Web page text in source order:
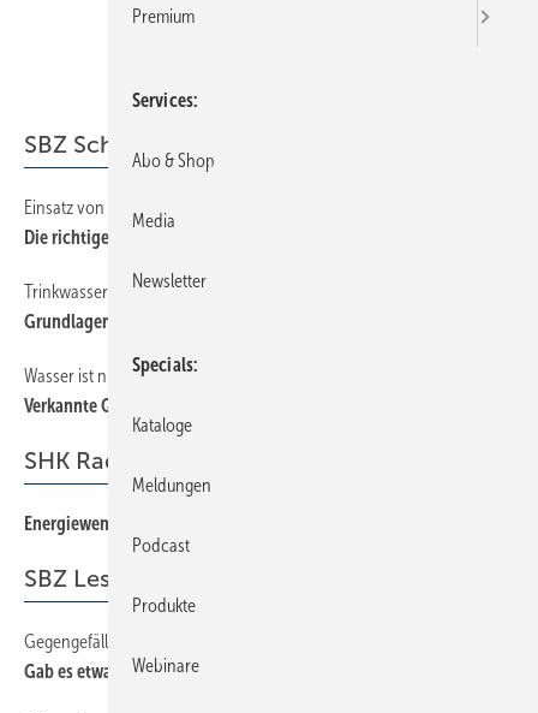
SBZ Schwerpunkt
Einsatz von Wasseraufbereitungstechnik
Die richtige Wahl gegen Kalk
Trinkwasserinstallation langlebig sicherstellen
Grundlagen und Methoden
Wasser ist nicht nur Trinkwasser
Verkannte Qualität!
SHK Radar
Energiewende — Ende im Gelände
SBZ Leserforum
Gegengefälle
Gab es etwa eine Normänderung?
Premium
Services
Abo & Shop
Media
Newsletter
Specials
Kataloge
Meldungen
Podcast
Produkte
Webinare